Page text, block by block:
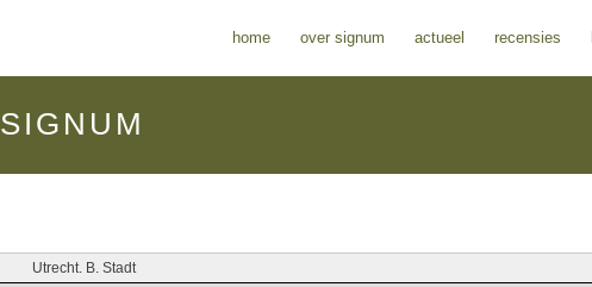
home over signum actueel recensies
SIGNUM
Utrecht. B. Stadt